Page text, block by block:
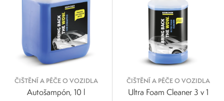
ČIŠTĚNÍ A PÉČE O VOZIDLA
Autošampón, 10 l
ČIŠTĚNÍ A PÉČE O VOZIDLA
Ultra Foam Cleaner 3 v 1